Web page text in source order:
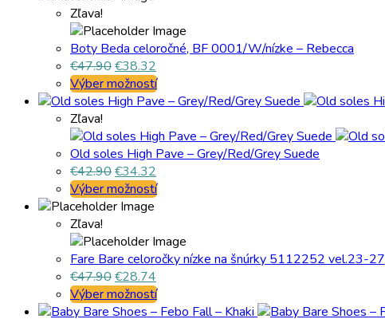
Zľava!
Boty Beda celoročné, BF 0001/W/nízke – Rebecca
€47.90€38.32
Výber možností
Zľava!
Old soles High Pave – Grey/Red/Grey Suede
€42.90€34.32
Výber možností
Zľava!
Fare Bare celoročky nízke na šnúrky 5112252 vel.23-27
€47.90€28.74
Výber možností